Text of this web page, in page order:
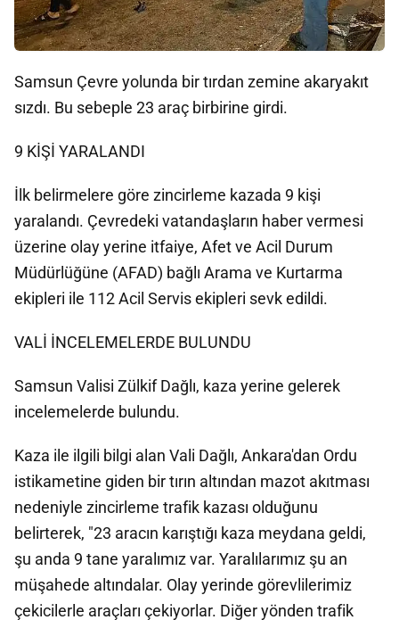
Samsun Çevre yolunda bir tırdan zemine akaryakıt
sızdı. Bu sebeple 23 araç birbirine girdi.
9 KİŞİ YARALANDI
İlk belirmelere göre zincirleme kazada 9 kişi
yaralandı. Çevredeki vatandaşların haber vermesi
üzerine olay yerine itfaiye, Afet ve Acil Durum
Müdürlüğüne (AFAD) bağlı Arama ve Kurtarma
ekipleri ile 112 Acil Servis ekipleri sevk edildi.
VALİ İNCELEMELERDE BULUNDU
Samsun Valisi Zülkif Dağlı, kaza yerine gelerek
incelemelerde bulundu.
Kaza ile ilgili bilgi alan Vali Dağlı, Ankara'dan Ordu
istikametine giden bir tırın altından mazot akıtması
nedeniyle zincirleme trafik kazası olduğunu
belirterek, "23 aracın karıştığı kaza meydana geldi,
şu anda 9 tane yaralımız var. Yaralılarımız şu an
müşahede altındalar. Olay yerinde görevlilerimiz
çekicilerle araçları çekiyorlar. Diğer yönden trafik